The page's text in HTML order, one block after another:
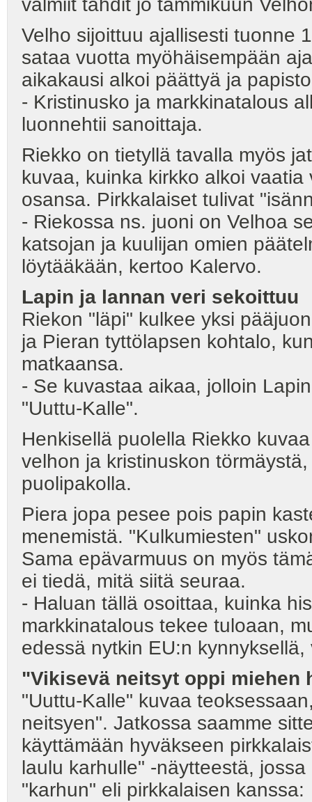
Velho sijoittuu ajallisesti tuonne
sataa vuotta myöhäisempään
aikakausi alkoi päättyä ja
- Kristinusko ja markkinatalous
luonnehtii sanoittaja.
Riekko on tietyllä tavalla myös
kuvaa, kuinka kirkko alkoi
osansa. Pirkkalaiset tulivat
- Riekossa ns. juoni on Velhoa
katsojan ja kuulijan omien
löytääkään, kertoo Kalervo.
Lapin ja lannan veri sekoittuu
Riekon "läpi" kulkee yksi
ja Pieran tyttölapsen kohtalo,
matkaansa.
- Se kuvastaa aikaa, jolloin
"Uuttu-Kalle".
Henkisellä puolella Riekko
velhon ja kristinuskon
puolipakolla.
Piera jopa pesee pois papin
menemistä. "Kulkumiesten"
Sama epävarmuus on myös
ei tiedä, mitä siitä seuraa.
- Haluan tällä osoittaa, kuinka
markkinatalous tekee tuloaan,
edessä nytkin EU:n
"Vikisevä neitsyt oppi miehen
"Uuttu-Kalle" kuvaa
neitsyen". Jatkossa saamme
käyttämään hyväkseen
laulu karhulle" -näytteestä,
"karhun" eli pirkkalaisen kanssa: